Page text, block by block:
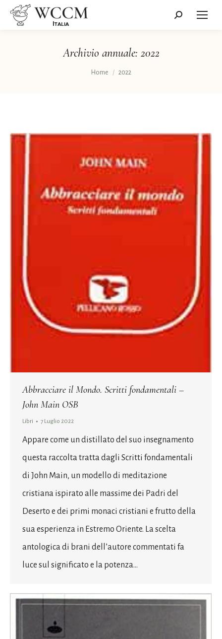
Cerca:
Archivio annuale: 2022
Tu sei qui:
Home 2022
Abbracciare il Mondo. Scritti fondamentali –
John Main OSB
Libri 7 Luglio 2022
Appare come un distillato del suo insegnamento
questa raccolta tratta dagli Scritti fondamentali
di John Main, un modello di meditazione
cristiana ispirato alle massime dei Padri del
Deserto e dei primi monaci cristiani e frutto della
sua esperienza in Estremo Oriente. La scelta
antologica di brani dell’autore commentati fa
luce sul significato e la potenza…